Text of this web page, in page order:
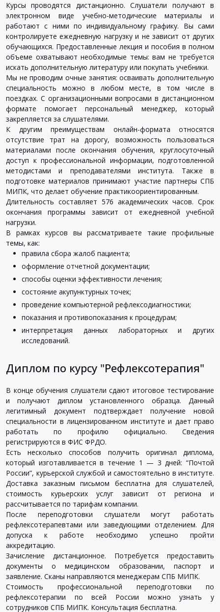
Курсы проводятся дистанционно. Слушатели получают в
электронном виде учебно-методические материалы и
работают с ними по индивидуальному графику. Вы сами
контролируете ежедневную нагрузку и не зависит от других
обучающихся. Предоставленные лекция и пособия в полном
объеме охватывают необходимые темы: вам не требуется
искать дополнительную литературу или покупать учебники.
Мы не проводим очные занятия: осваивать дополнительную
специальность можно в любом месте, в том числе в
поездках. С организационными вопросами в дистанционном
формате помогает персональный менеджер, который
закрепляется за слушателями.
К другим преимуществам онлайн-формата относятся
отсутствие трат на дорогу, возможность пользоваться
материалами после окончания обучения, круглосуточный
доступ к профессиональной информации, подготовленной
методистами и преподавателями института. Также в
подготовке материалов принимают участие партнеры СПБ
МИПК, что делает обучение практикоориентированным.
Длительность составляет 576 академических часов. Срок
окончания программы зависит от ежедневной учебной
нагрузки.
В рамках курсов вы рассматриваете такие профильные
темы, как:
правила сбора жалоб пациента;
оформление отчетной документации;
способы оценки эффективности лечения;
состояние акупунктурных точек;
проведение компьютерной рефлексодиагностики;
показания и противопоказания к процедурам;
интерпретация данных лабораторных и других
исследований.
Диплом по курсу "Рефлексотерапия"
В конце обучения слушатели сдают итоговое тестирование
и получают диплом установленного образца. Данный
легитимный документ подтверждает получение новой
специальности в лицензированном институте и дает право
работать по профилю официально. Сведения
регистрируются в ФИС ФРДО.
Есть несколько способов получить оригинал диплома,
который изготавливается в течение 1 — 3 дней: “Почтой
России”, курьерской службой и самостоятельно в институте.
Доставка заказным письмом бесплатна для слушателей,
стоимость курьерских услуг зависит от региона и
рассчитывается по тарифам компании.
После переподготовки слушатели могут работать
рефлексотерапевтами или заведующими отделением. Для
допуска к работе необходимо успешно пройти
аккредитацию.
Зачисление дистанционное. Потребуется предоставить
документы о медицинском образовании, паспорт и
заявление. Сканы направляются менеджерам СПБ МИПК.
Стоимость профессиональной переподготовки по
рефлексотерапии по всей России можно узнать у
сотрудников СПБ МИПК. Консультация бесплатна.